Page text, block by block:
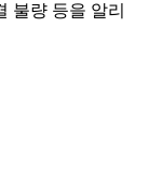
불량 등을 알리